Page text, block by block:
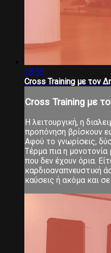
28:55
Cross Training με τον
Cross Training με
Η λειτουργική, η
προπόνηση βρίσκουν
Αφού το γνωρίσεις,
Τέρμα πια η
που δεν έχουν όρια.
καρδιοαναπνευστική
καύσεις ή ακόμα και σε